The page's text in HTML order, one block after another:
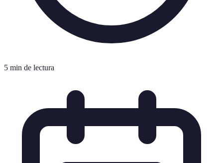
5 min de lectura